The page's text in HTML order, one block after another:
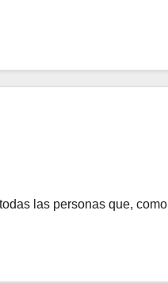
las personas que, como